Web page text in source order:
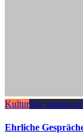
KulturWir müssen
Ehrliche